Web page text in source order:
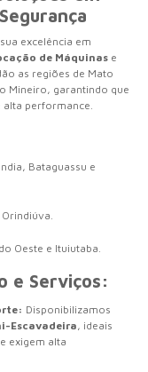
excelência em
de Máquinas e
as regiões de Mato
Mineiro, garantindo que
performance.
Bataguassu e
Oeste e Ituiutaba.
e Serviços:
Disponibilizamos
Escavadeira, ideais
exigem alta